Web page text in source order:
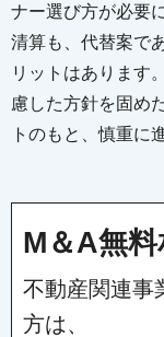
ナー選び方が必要
清算も、代替案で
リットはあります
慮した方針を固め
トのもと、慎重に
M＆A無
不動産関連事
方は、